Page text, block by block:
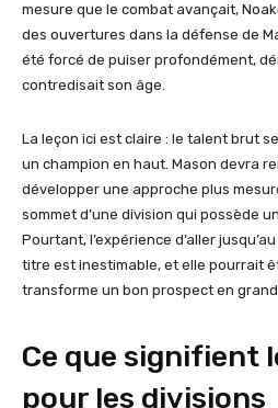
mesure que le combat avançait,
des ouvertures dans la défense de
été forcé de puiser profondément,
contredisait son âge.
La leçon ici est claire : le talent brut
un champion en haut. Mason devra
développer une approche plus
sommet d’une division qui possède
Pourtant, l’expérience d’aller
titre est inestimable, et elle pourrait
transforme un bon prospect en
Ce que signifient
pour les divisions